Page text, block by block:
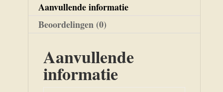
Aanvullende informatie
Beoordelingen (0)
Aanvullende
informatie